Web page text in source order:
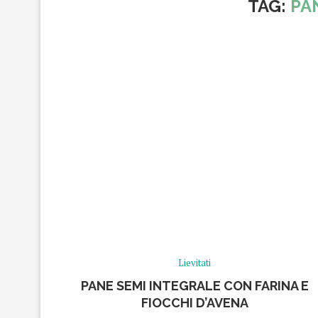
TAG:
Lievitati
PANE SEMI INTEGRALE CON FARINA E
FIOCCHI D’AVENA